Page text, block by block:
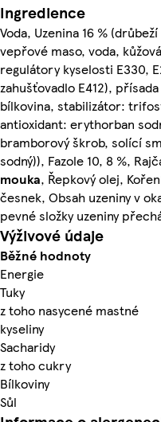
Ingredience
Voda, Uzenina 16 %
vepřové maso, voda,
regulátory kyselosti E330,
zahušťovadlo E412),
bílkovina, stabilizátor:
antioxidant: erythorban
bramborový škrob, solící
sodný)), Fazole 10, 8 %,
mouka, Řepkový olej,
česnek, Obsah uzeniny v
pevné složky uzeniny
Výživové údaje
Běžné hodnoty
Energie
Tuky
z toho nasycené mastné
kyseliny
Sacharidy
z toho cukry
Bílkoviny
Sůl